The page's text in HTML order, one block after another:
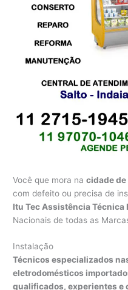
Você que mora nacidade de
com defeito ou precisa de
Itu Tec Assistência Técnica
Nacionais de todas as
Instalação
Técnicos especializados
eletrodomésticos
qualificados, experientes e